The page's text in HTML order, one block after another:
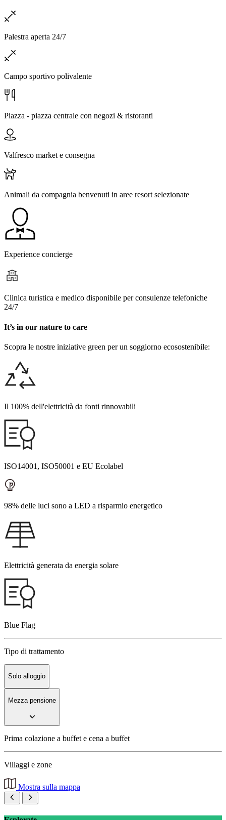
Palestra aperta 24/7
Campo sportivo polivalente
Piazza - piazza centrale con negozi & ristoranti
Valfresco market e consegna
Animali da compagnia benvenuti in aree resort selezionate
Experience concierge
Clinica turistica e medico disponibile per consulenze telefoniche
24/7
It’s in our nature to care
Scopra le nostre iniziative green per un soggiorno ecosostenibile:
Il 100% dell'elettricità da fonti rinnovabili
ISO14001, ISO50001 e EU Ecolabel
98% delle luci sono a LED a risparmio energetico
Elettricità generata da energia solare
Blue Flag
Tipo di trattamento
Solo alloggio
Mezza pensione
Prima colazione a buffet e cena a buffet
Villaggi e zone
Mostra sulla mappa